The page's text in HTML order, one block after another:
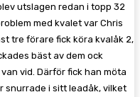
utslagen redan i topp 32
med kvalet var Chris
tre förare fick köra kvalåk 2,
bäst av dem ock
vid. Därför fick han möta
snurrade i sitt leadåk, vilket